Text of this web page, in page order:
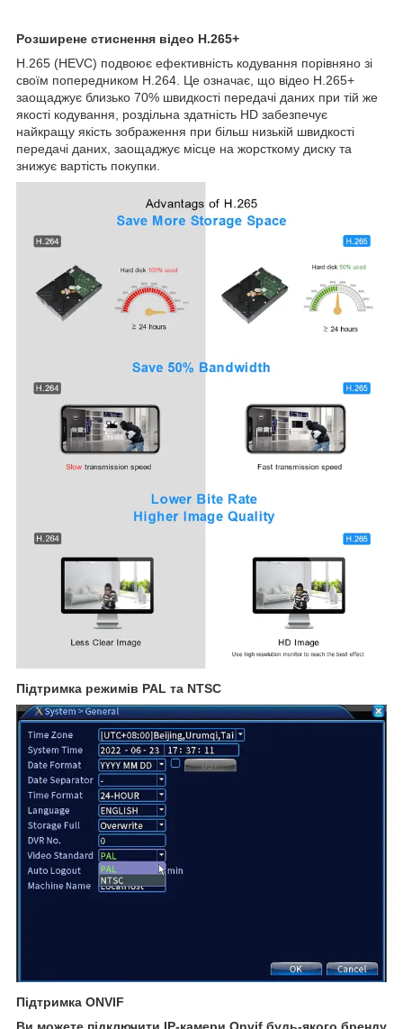
Розширене стиснення відео H.265+
H.265 (HEVC) подвоює ефективність кодування порівняно зі
своїм попередником H.264. Це означає, що відео H.265+
заощаджує близько 70% швидкості передачі даних при тій же
якості кодування, роздільна здатність HD забезпечує
найкращу якість зображення при більш низькій швидкості
передачі даних, заощаджує місце на жорсткому диску та
знижує вартість покупки.
Підтримка режимів PAL та NTSC
Підтримка ONVIF
Ви можете підключити IP-камери Onvif будь-якого бренду